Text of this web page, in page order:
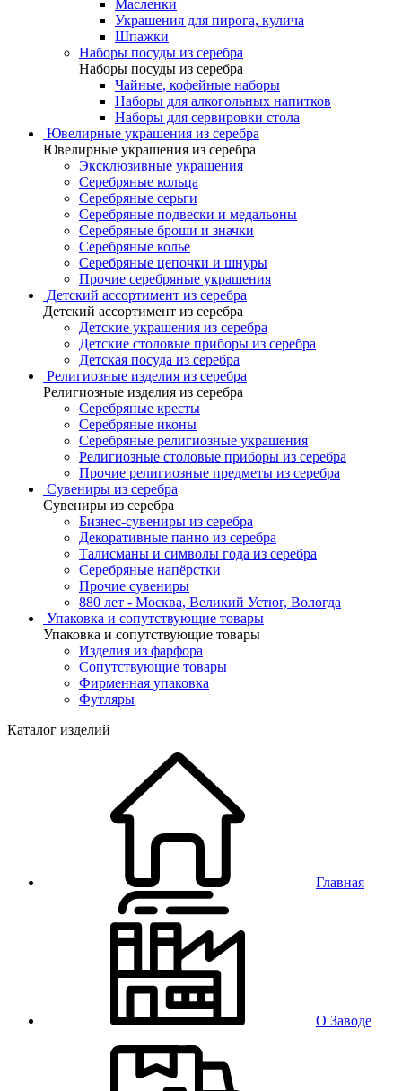
Масленки
Украшения для пирога, кулича
Шпажки
Наборы посуды из серебра
Наборы посуды из серебра
Чайные, кофейные наборы
Наборы для алкогольных напитков
Наборы для сервировки стола
Ювелирные украшения из серебра
Ювелирные украшения из серебра
Эксклюзивные украшения
Серебряные кольца
Серебряные серьги
Серебряные подвески и медальоны
Серебряные броши и значки
Серебряные колье
Серебряные цепочки и шнуры
Прочие серебряные украшения
Детский ассортимент из серебра
Детский ассортимент из серебра
Детские украшения из серебра
Детские столовые приборы из серебра
Детская посуда из серебра
Религиозные изделия из серебра
Религиозные изделия из серебра
Серебряные кресты
Серебряные иконы
Серебряные религиозные украшения
Религиозные столовые приборы из серебра
Прочие религиозные предметы из серебра
Сувениры из серебра
Сувениры из серебра
Бизнес-сувениры из серебра
Декоративные панно из серебра
Талисманы и символы года из серебра
Серебряные напёрстки
Прочие сувениры
880 лет - Москва, Великий Устюг, Вологда
Упаковка и сопутствующие товары
Упаковка и сопутствующие товары
Изделия из фарфора
Сопутствующие товары
Фирменная упаковка
Футляры
Каталог изделий
Главная
О Заводе